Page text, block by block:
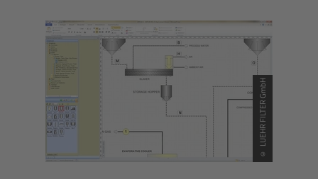
© LUEHR FILTER GmbH